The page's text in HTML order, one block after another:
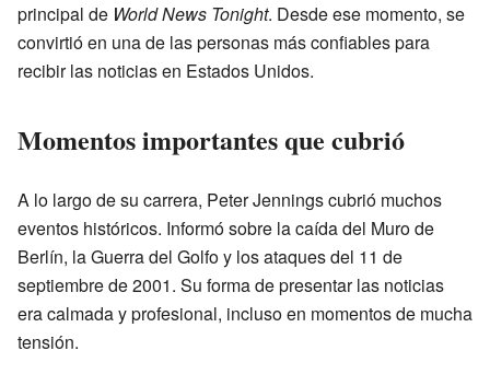
principal de World News Tonight. Desde ese momento, se
convirtió en una de las personas más confiables para
recibir las noticias en Estados Unidos.
Momentos importantes que cubrió
A lo largo de su carrera, Peter Jennings cubrió muchos
eventos históricos. Informó sobre la caída del Muro de
Berlín, la Guerra del Golfo y los ataques del 11 de
septiembre de 2001. Su forma de presentar las noticias
era calmada y profesional, incluso en momentos de mucha
tensión.